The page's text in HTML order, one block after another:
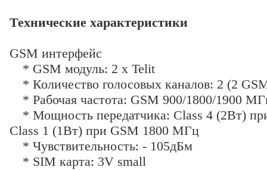
Технические характеристики
GSM интерфейс
* GSM модуль: 2 х Telit
* Количество голосовых каналов: 2 (2
* Рабочая частота: GSM 900/1800/1900
* Мощность передатчика: Class 4 (2Вт)
Class 1 (1Вт) при GSM 1800 МГц
* Чувствительность: - 105дБм
* SIM карта: 3V small